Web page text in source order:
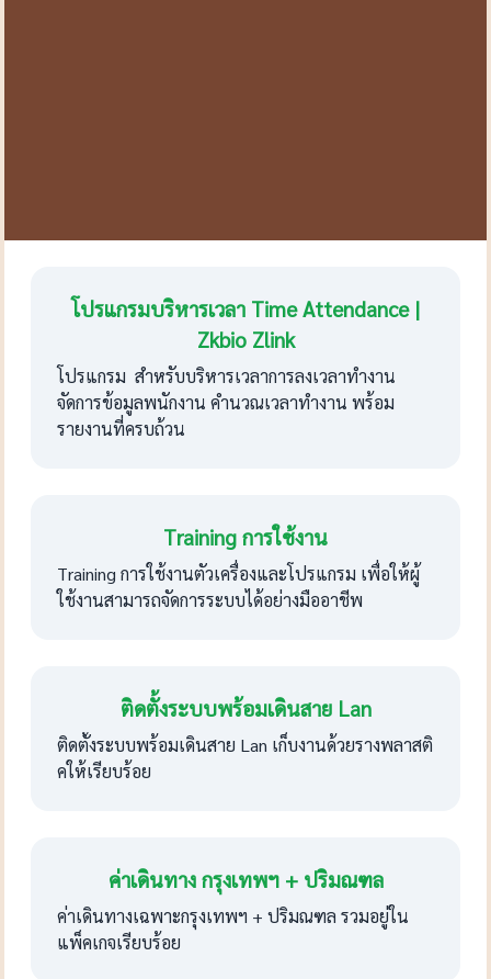
โปรแกรมบริหารเวลา Time Attendance |
Zkbio Zlink
โปรแกรม สำหรับบริหารเวลาการลงเวลาทำงาน
จัดการข้อมูลพนักงาน คำนวณเวลาทำงาน พร้อม
รายงานที่ครบถ้วน
Training การใช้งาน
Training การใช้งานตัวเครื่องและโปรแกรม เพื่อให้ผู้
ใช้งานสามารถจัดการระบบได้อย่างมืออาชีพ
ติดตั้งระบบพร้อมเดินสาย Lan
ติดตั้งระบบพร้อมเดินสาย Lan เก็บงานด้วยรางพลาสติ
คให้เรียบร้อย
ค่าเดินทาง กรุงเทพฯ + ปริมณฑล
ค่าเดินทางเฉพาะกรุงเทพฯ + ปริมณฑล รวมอยู่ใน
แพ็คเกจเรียบร้อย